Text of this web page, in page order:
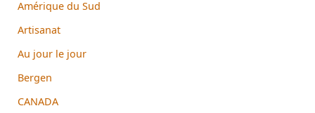
Amérique du Sud
Artisanat
Au jour le jour
Bergen
CANADA